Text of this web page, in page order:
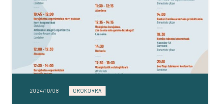
2024/10/08 OROKORRA